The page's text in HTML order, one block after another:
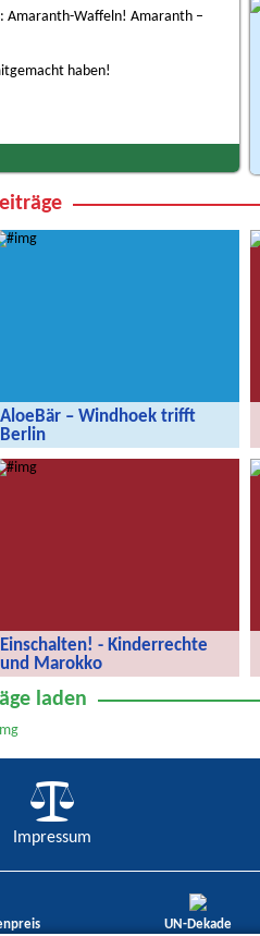
Amaranth-Waffeln! Amaranth –
haben!
AloeBär – Windhoek trifft
Berlin
AloeBär – Windhoek trifft Berlin
Einschalten! - Kinderrechte
und Marokko
laden
Impressum
UN-Dekade